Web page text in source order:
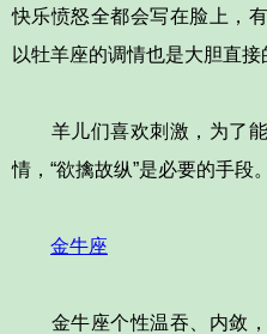
快乐愤怒全都会写在脸上，
以牡羊座的调情也是大胆直接
羊儿们喜欢刺激，为了能
情，“欲擒故纵”是必要的手段。
金牛座
金牛座个性温吞、内敛，